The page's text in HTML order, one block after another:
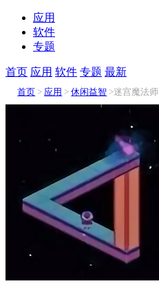
应用
软件
专题
首页 应用 软件 专题 最新
首页 > 应用 >休闲益智 >迷宫魔法师